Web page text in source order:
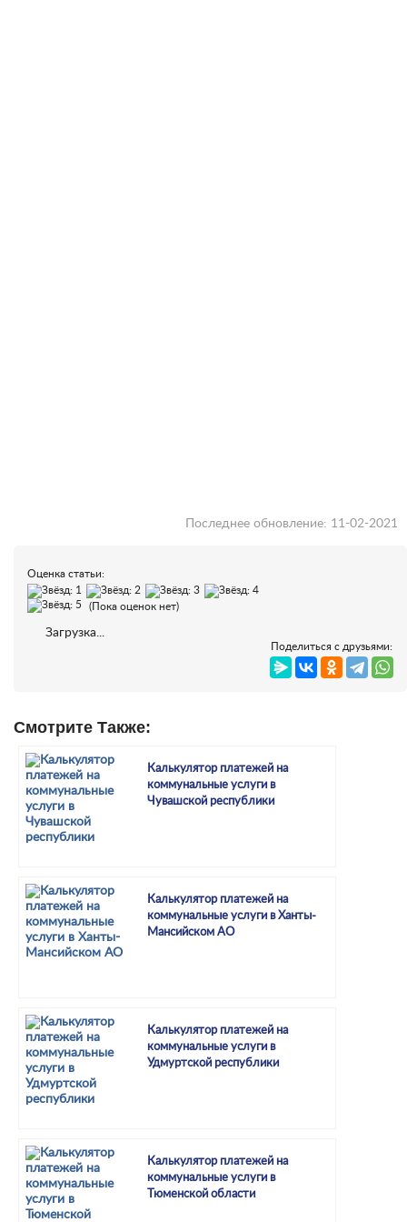
Последнее обновление: 11-02-2021
Оценка статьи:
(Пока оценок нет)
Загрузка...
Поделиться с друзьями:
Смотрите Также:
Калькулятор платежей на
коммунальные услуги в
Чувашской республики
Калькулятор платежей на
коммунальные услуги в Ханты-
Мансийском АО
Калькулятор платежей на
коммунальные услуги в
Удмуртской республики
Калькулятор платежей на
коммунальные услуги в
Тюменской области